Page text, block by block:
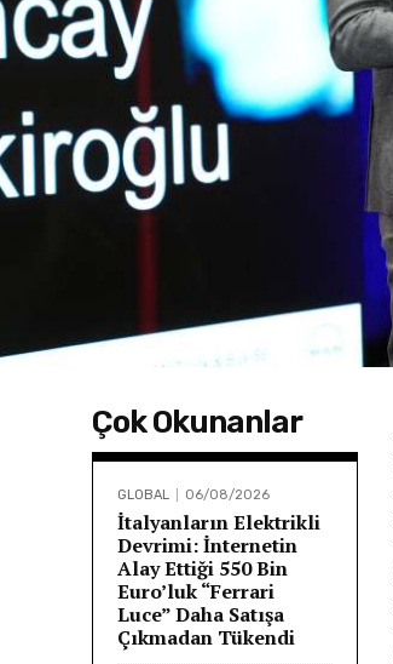
Çok Okunanlar
GLOBAL 06/08/2026
İtalyanların Elektrikli
Devrimi: İnternetin
Alay Ettiği 550 Bin
Euro’luk “Ferrari
Luce” Daha Satışa
Çıkmadan Tükendi